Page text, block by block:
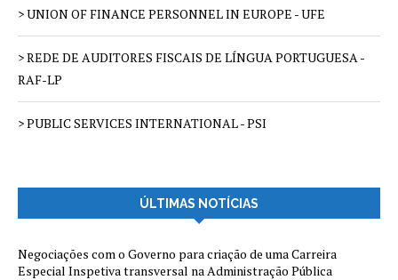
> UNION OF FINANCE PERSONNEL IN EUROPE - UFE
> REDE DE AUDITORES FISCAIS DE LÍNGUA PORTUGUESA -
RAF-LP
> PUBLIC SERVICES INTERNATIONAL - PSI
ÚLTIMAS NOTÍCIAS
Negociações com o Governo para criação de uma Carreira
Especial Inspetiva transversal na Administração Pública